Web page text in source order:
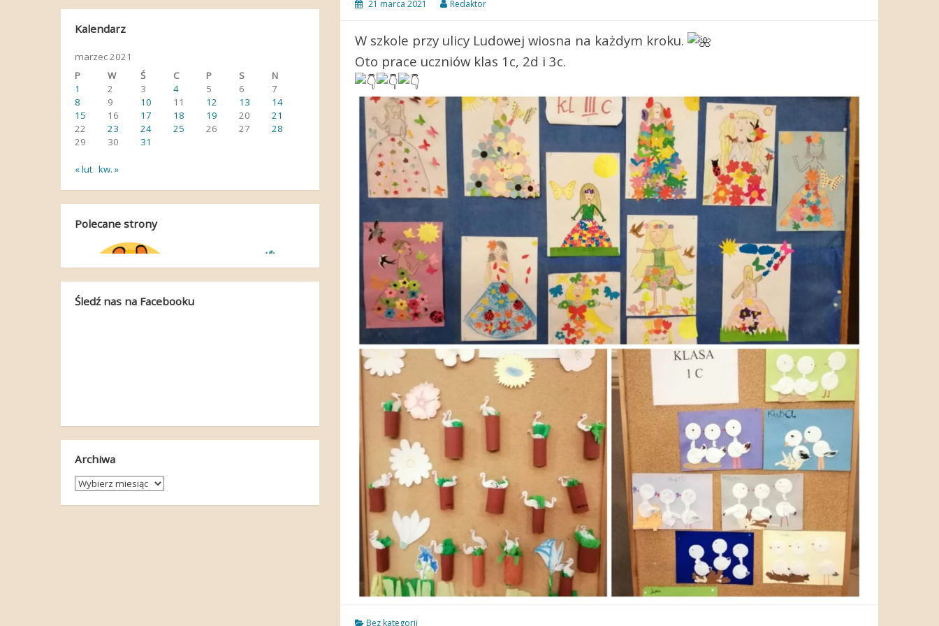
21 marca 2021 Redaktor
W szkole przy ulicy Ludowej wiosna na każdym kroku.
Oto prace uczniów klas 1c, 2d i 3c.
Bez kategorii
Kalendarz
marzec 2021
P
W Ś C P S
N
1
2 3 4 5 6
7
8
9 10 11 12 13
14
15
16 17 18 19 20
21
22
23 24 25 26 27
28
29
30 31
« lut kw. »
Polecane strony
Śledź nas na Facebooku
Archiwa
Archiwa